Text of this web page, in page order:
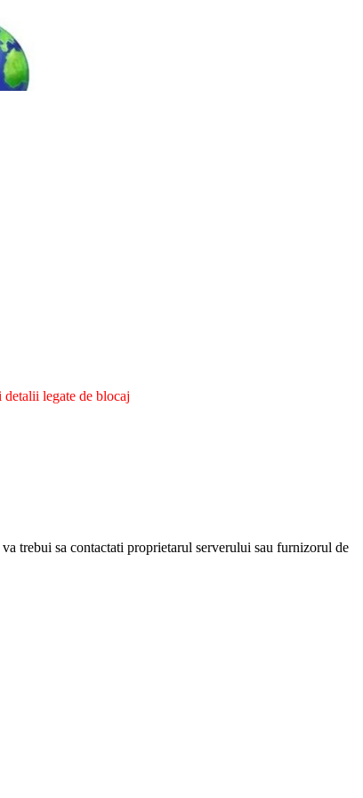
legate de blocaj
trebui sa contactati proprietarul serverului sau furnizorul de